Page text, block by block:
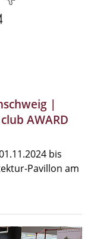
|
AWARD
bis
Pavillon am